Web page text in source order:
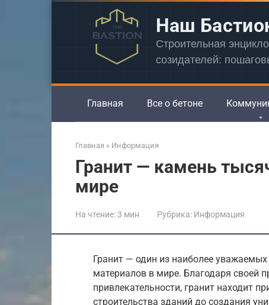
Наш
Строительная
созидателей:
Главная Все о бетоне
Главная » Информация
Гранит — камень
мире
На чтение:3 мин Рубрика: Информация
Гранит — один из наиболее
материалов в мире. Благодаря своей
привлекательности, гранит находит
строительства зданий до создания